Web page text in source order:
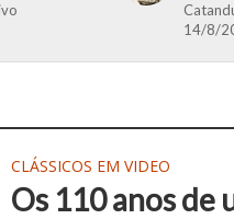
14/8/
CLÁSSICOS EM VIDEO
Os 110 anos de